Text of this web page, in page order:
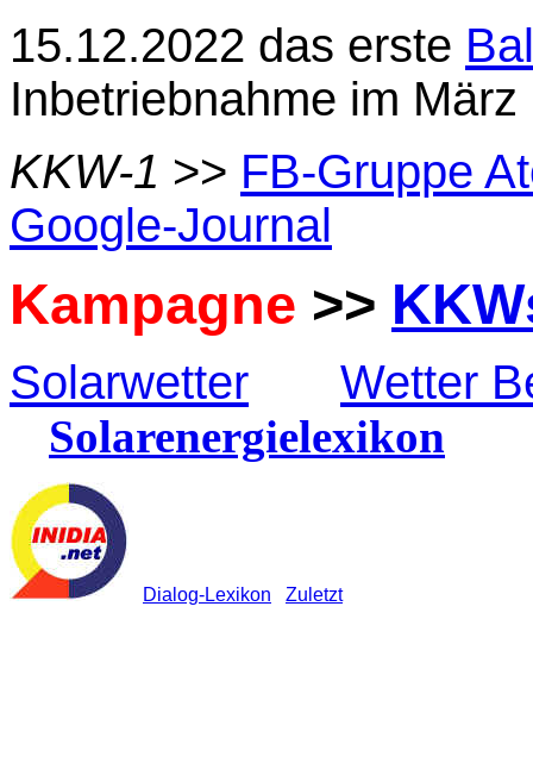
15.12.2022 das erste
Inbetriebnahme im
KKW-1 >> FB-Gruppe
Google-Journal
Kampagne >>
Solarwetter Wetter
Solarenergielexikon
Dialog-Lexikon Zuletzt